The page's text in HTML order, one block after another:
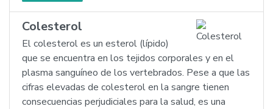
Colesterol
El colesterol es un esterol (lípido)
que se encuentra en los tejidos corporales y en el
plasma sanguíneo de los vertebrados. Pese a que las
cifras elevadas de colesterol en la sangre tienen
consecuencias perjudiciales para la salud, es una